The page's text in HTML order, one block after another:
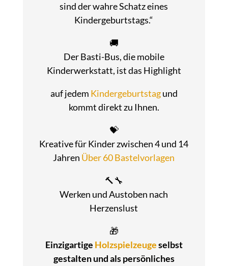
sind der wahre Schatz eines
Kindergeburtstags.“
🚚
Der Basti-Bus, die mobile
Kinderwerkstatt, ist das Highlight
auf jedem Kindergeburtstagund
kommt direkt zu Ihnen.
💝
Kreative für Kinder zwischen 4 und 14
Jahren Über 60 Bastelvorlagen
🔨🔧
Werken und Austoben nach
Herzenslust
🎁
Einzigartige Holzspielzeugeselbst
gestalten und als persönliches